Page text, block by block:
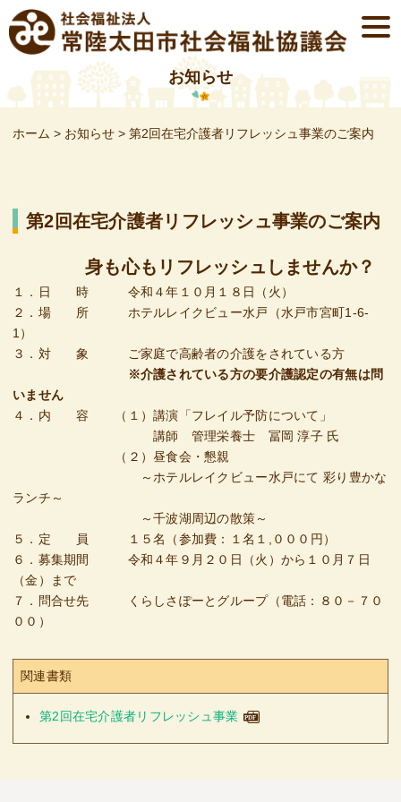
Skip
to
content
お知らせ
ホーム > お知らせ > 第2回在宅介護者リフレッシュ事業のご案内
第2回在宅介護者リフレッシュ事業のご案内
身も心もリフレッシュしませんか？
１．日 時 令和４年１０月１８日（火）
２．場 所 ホテルレイクビュー水戸（水戸市宮町1-6-
1）
３．対 象 ご家庭で高齢者の介護をされている方
※介護されている方の要介護認定の有無は問
いません
４．内 容 （１）講演「フレイル予防について」
講師 管理栄養士 冨岡 淳子 氏
（２）昼食会・懇親
～ホテルレイクビュー水戸にて 彩り豊かな
ランチ～
～千波湖周辺の散策～
５．定 員 １５名（参加費：１名１,０００円）
６．募集期間 令和４年９月２０日（火）から１０月７日
（金）まで
７．問合せ先 くらしさぽーとグループ（電話：８０－７０
００）
関連書類
第2回在宅介護者リフレッシュ事業